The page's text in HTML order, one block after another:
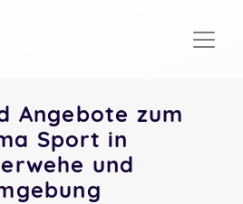
Angebote zum
Sport in
und